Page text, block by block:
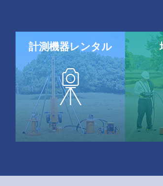
計測機器レンタル